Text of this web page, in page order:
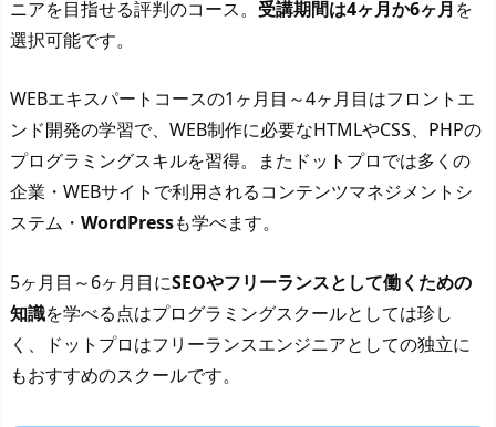
ニアを目指せる評判のコース。 受講期間は4ヶ月か6ヶ月 を
選択可能です。
WEBエキスパートコースの1ヶ月目～4ヶ月目はフロントエ
ンド開発の学習で、WEB制作に必要なHTMLやCSS、PHPの
プログラミングスキルを習得。またドットプロでは多くの
企業・WEBサイトで利用されるコンテンツマネジメントシ
ステム・ WordPressも学べます。
5ヶ月目～6ヶ月目にSEOやフリーランスとして働くための
知識を学べる点はプログラミングスクールとしては珍し
く、ドットプロはフリーランスエンジニアとしての独立に
もおすすめのスクールです。